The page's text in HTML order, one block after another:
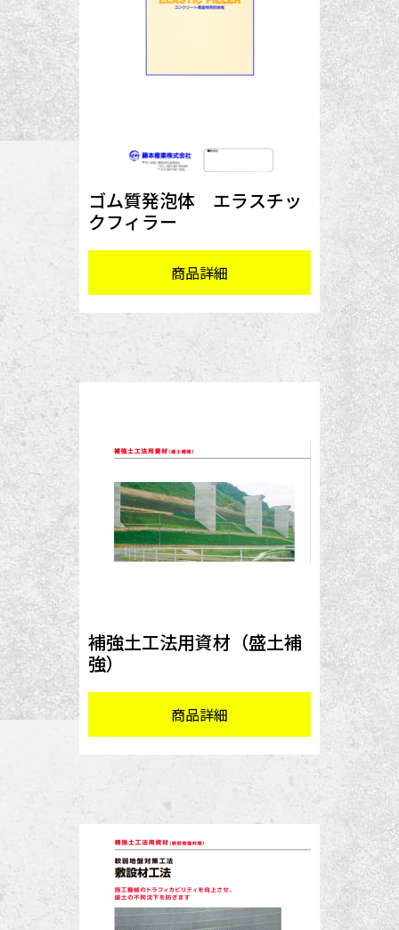
ゴム質発泡体 エラスチッ
クフィラー
商品詳細
補強土工法用資材（盛土補
強）
商品詳細